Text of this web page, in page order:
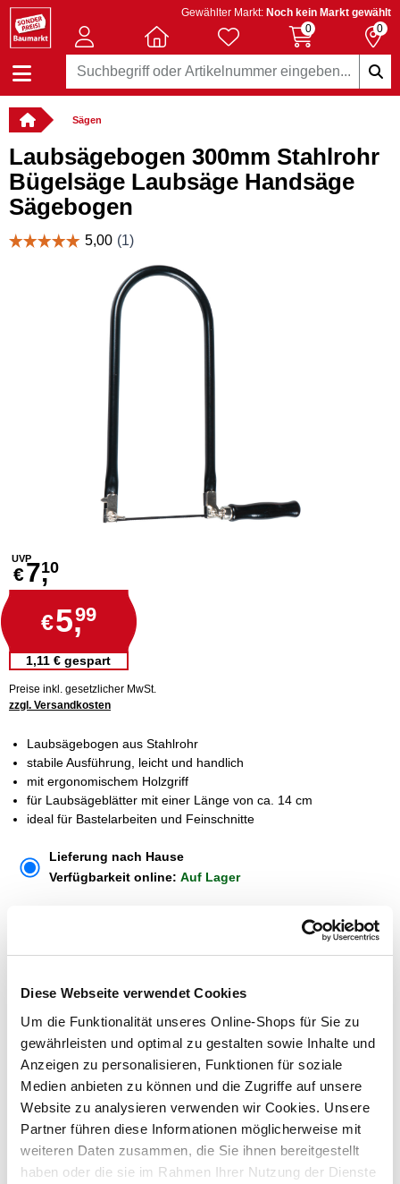
Diese Webseite verwendet Cookies
Um die Funktionalität unseres Online-Shops für Sie zu
gewährleisten und optimal zu gestalten sowie Inhalte und
Anzeigen zu personalisieren, Funktionen für soziale
Medien anbieten zu können und die Zugriffe auf unsere
Website zu analysieren verwenden wir Cookies. Unsere
Partner führen diese Informationen möglicherweise mit
weiteren Daten zusammen, die Sie ihnen bereitgestellt
haben oder die sie im Rahmen Ihrer Nutzung der Dienste
Gewählter Markt: Noch kein Markt gewählt
0
0
Sägen
Laubsägebogen 300mm Stahlrohr
Bügelsäge Laubsäge Handsäge
Sägebogen
UVP
€7,10
€5,99
1,11 € gespart
Preise inkl. gesetzlicher MwSt.
zzgl. Versandkosten
Laubsägebogen aus Stahlrohr
stabile Ausführung, leicht und handlich
mit ergonomischem Holzgriff
für Laubsägeblätter mit einer Länge von ca. 14 cm
ideal für Bastelarbeiten und Feinschnitte
Lieferung nach Hause
Verfügbarkeit online: Auf Lager
Verfügbarkeit:
Menge
In den Warenkorb
Merken